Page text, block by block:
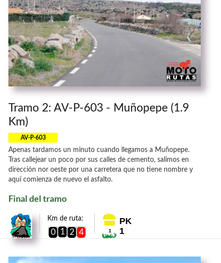
Tramo 2: AV-P-603 - Muñopepe (1.9
Km)
AV-P-603
Apenas tardamos un minuto cuando llegamos a Muñopepe.
Tras callejear un poco por sus calles de cemento, salimos en
dirección nor oeste por una carretera que no tiene nombre y
aquí comienza de nuevo el asfalto.
Final del tramo
Km de ruta:
0 1 2 4 1
PK
1